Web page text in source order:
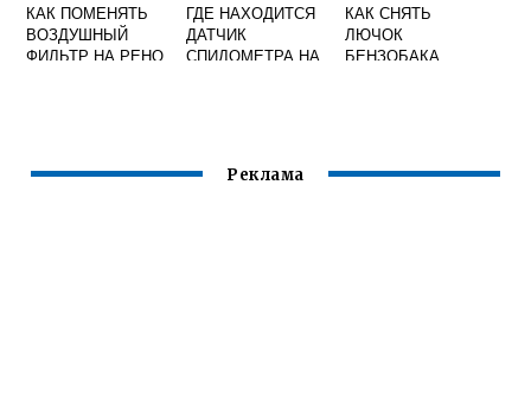
КАК ПОМЕНЯТЬ
ВОЗДУШНЫЙ
ФИЛЬТР НА РЕНО
ГДЕ НАХОДИТСЯ
ДАТЧИК
СПИДОМЕТРА НА
КАК СНЯТЬ
ЛЮЧОК
БЕНЗОБАКА
Реклама